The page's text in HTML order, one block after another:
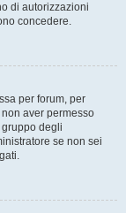
di autorizzazioni
concedere.
per forum, per
aver permesso
degli
se non sei